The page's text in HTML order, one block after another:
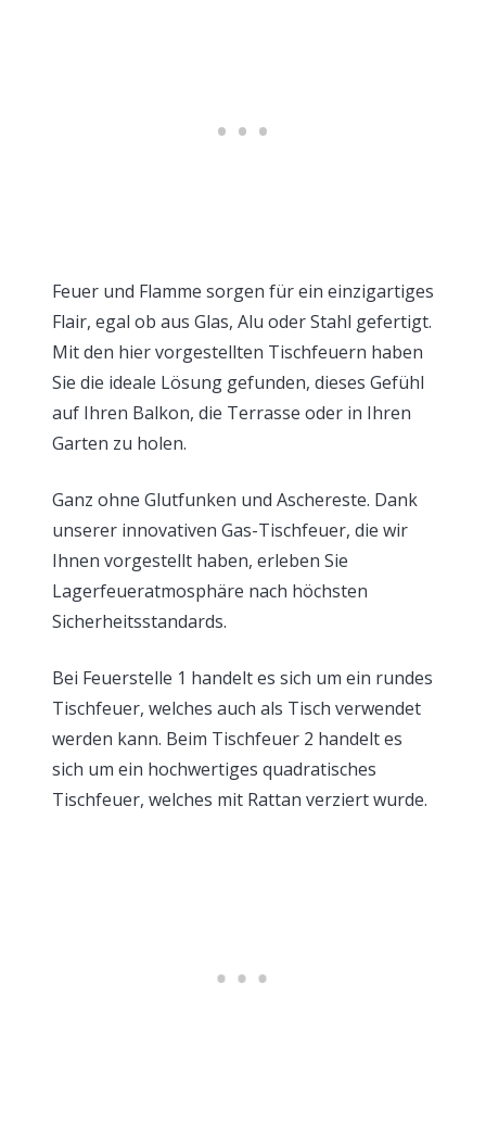
Feuer und Flamme sorgen für ein einzigartiges
Flair, egal ob aus Glas, Alu oder Stahl gefertigt.
Mit den hier vorgestellten Tischfeuern haben
Sie die ideale Lösung gefunden, dieses Gefühl
auf Ihren Balkon, die Terrasse oder in Ihren
Garten zu holen.
Ganz ohne Glutfunken und Aschereste. Dank
unserer innovativen Gas-Tischfeuer, die wir
Ihnen vorgestellt haben, erleben Sie
Lagerfeueratmosphäre nach höchsten
Sicherheitsstandards.
Bei Feuerstelle 1 handelt es sich um ein rundes
Tischfeuer, welches auch als Tisch verwendet
werden kann. Beim Tischfeuer 2 handelt es
sich um ein hochwertiges quadratisches
Tischfeuer, welches mit Rattan verziert wurde.